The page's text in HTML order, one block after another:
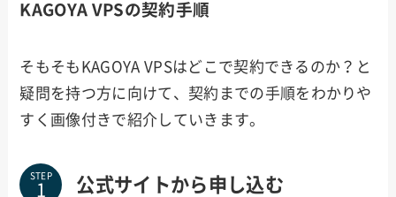
KAGOYA VPSの契約手順
そもそもKAGOYA VPSはどこで契約できるのか？と
疑問を持つ方に向けて、契約までの手順をわかりや
すく画像付きで紹介していきます。
STEP 公式サイトから申し込む